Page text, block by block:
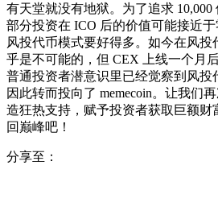
有天堂就没有地狱。为了追求
部分投资在 ICO 后的价值可能接近
风投代币模式要好得多。如今在风投
乎是不可能的，但 CEX 上线一个月
普通投资者潜意识里已经觉察到风投
因此转而投向了 memecoin。让我们
造狂热支持，赋予投资者获取巨额财
回巅峰吧！
分享至：